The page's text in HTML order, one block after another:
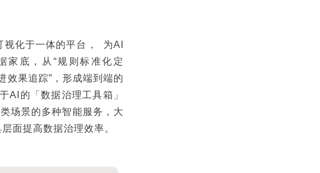
化于一体的平台， 为AI
家底，从“规则标准化定
效果追踪”，形成端到端的
AI的「数据治理工具箱」
场景的多种智能服务，大
面提高数据治理效率。